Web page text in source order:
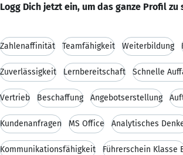
Logg Dich jetzt ein, um das ganze Profil zu
Zahlenaffinität Teamfähigkeit Weiterbildung
Zuverlässigkeit Lernbereitschaft Schnelle
Vertrieb Beschaffung Angebotserstellung
Kundenanfragen MS Office Analytisches
Kommunikationsfähigkeit Führerschein Klasse